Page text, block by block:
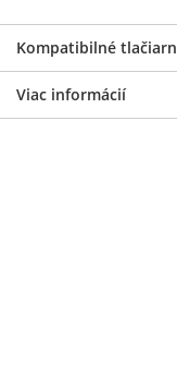
Kompatibilné
Viac informácií